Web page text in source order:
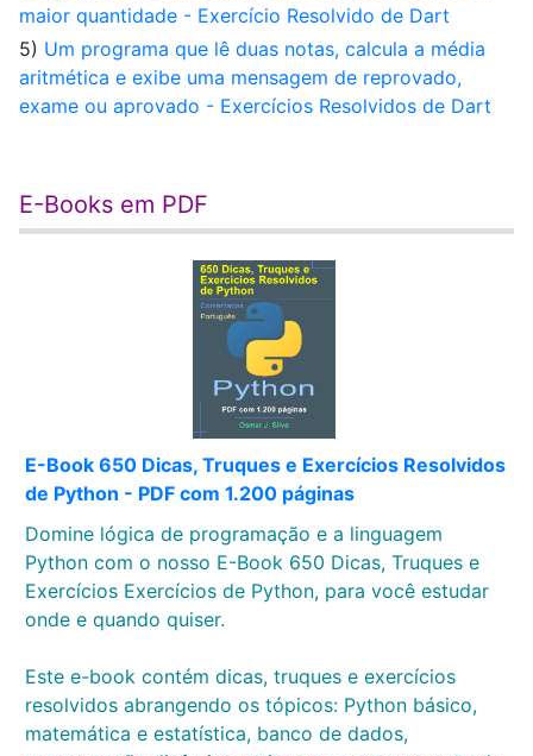
maior quantidade - Exercício Resolvido de Dart
5) Um programa que lê duas notas, calcula a média
aritmética e exibe uma mensagem de reprovado,
exame ou aprovado - Exercícios Resolvidos de Dart
E-Books em PDF
E-Book 650 Dicas, Truques e Exercícios Resolvidos
de Python - PDF com 1.200 páginas
Domine lógica de programação e a linguagem
Python com o nosso E-Book 650 Dicas, Truques e
Exercícios Exercícios de Python, para você estudar
onde e quando quiser.
Este e-book contém dicas, truques e exercícios
resolvidos abrangendo os tópicos: Python básico,
matemática e estatística, banco de dados,